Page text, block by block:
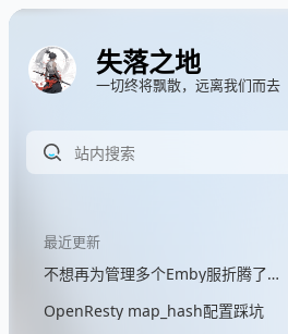
失落之地
一切终将飘散，远离我们而去
最近更新
不想再为管理多个Emby服折腾了，所以我写了一个聚合代理网关
OpenResty map_hash配置踩坑